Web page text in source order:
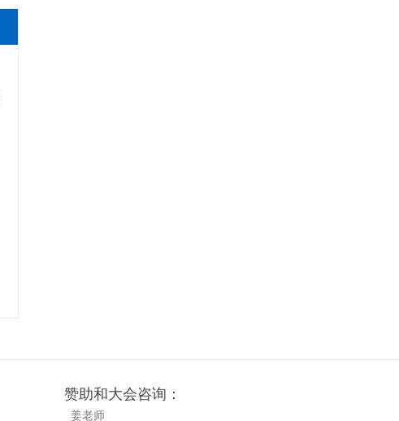
赞助和大会咨询：
姜老师